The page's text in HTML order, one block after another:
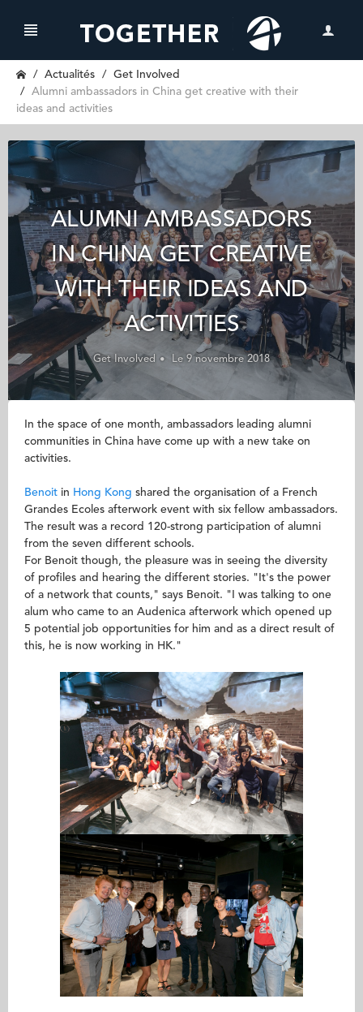
Actualités
Get Involved
Alumni ambassadors in China get creative with their
ideas and activities
ALUMNI AMBASSADORS
IN CHINA GET CREATIVE
WITH THEIR IDEAS AND
ACTIVITIES
Get Involved Le 9 novembre 2018
In the space of one month, ambassadors leading alumni
communities in China have come up with a new take on
activities.
Benoit in Hong Kong shared the organisation of a French
Grandes Ecoles afterwork event with six fellow ambassadors.
The result was a record 120-strong participation of alumni
from the seven different schools.
For Benoit though, the pleasure was in seeing the diversity
of profiles and hearing the different stories. "It's the power
of a network that counts," says Benoit. "I was talking to one
alum who came to an Audenica afterwork which opened up
5 potential job opportunities for him and as a direct result of
this, he is now working in HK."